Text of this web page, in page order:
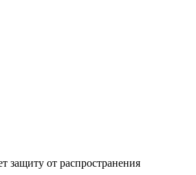
от распространения